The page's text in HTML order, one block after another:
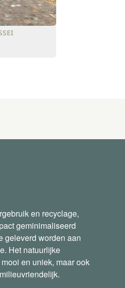
en recyclage,
geminimaliseerd
geleverd worden aan
Het natuurlijke
en uniek, maar ook